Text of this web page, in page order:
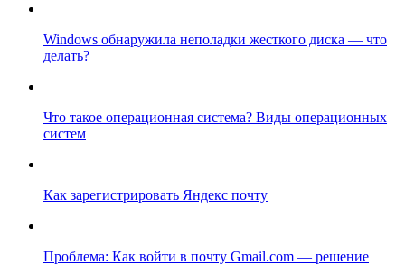
Windows обнаружила неполадки жесткого диска — что
делать?
Что такое операционная система? Виды операционных
систем
Как зарегистрировать Яндекс почту
Проблема: Как войти в почту Gmail.com — решение